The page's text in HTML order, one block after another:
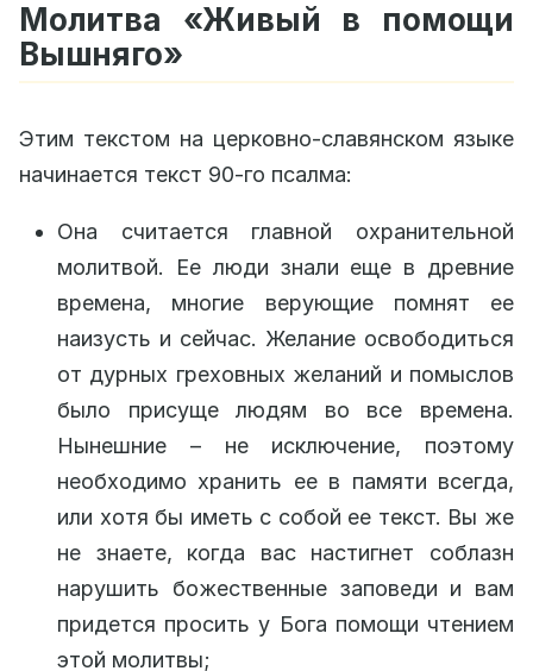
Молитва «Живый в помощи
Вышняго»
Этим текстом на церковно-славянском языке
начинается текст 90-го псалма:
Она считается главной охранительной
молитвой. Ее люди знали еще в древние
времена, многие верующие помнят ее
наизусть и сейчас. Желание освободиться
от дурных греховных желаний и помыслов
было присуще людям во все времена.
Нынешние – не исключение, поэтому
необходимо хранить ее в памяти всегда,
или хотя бы иметь с собой ее текст. Вы же
не знаете, когда вас настигнет соблазн
нарушить божественные заповеди и вам
придется просить у Бога помощи чтением
этой молитвы;